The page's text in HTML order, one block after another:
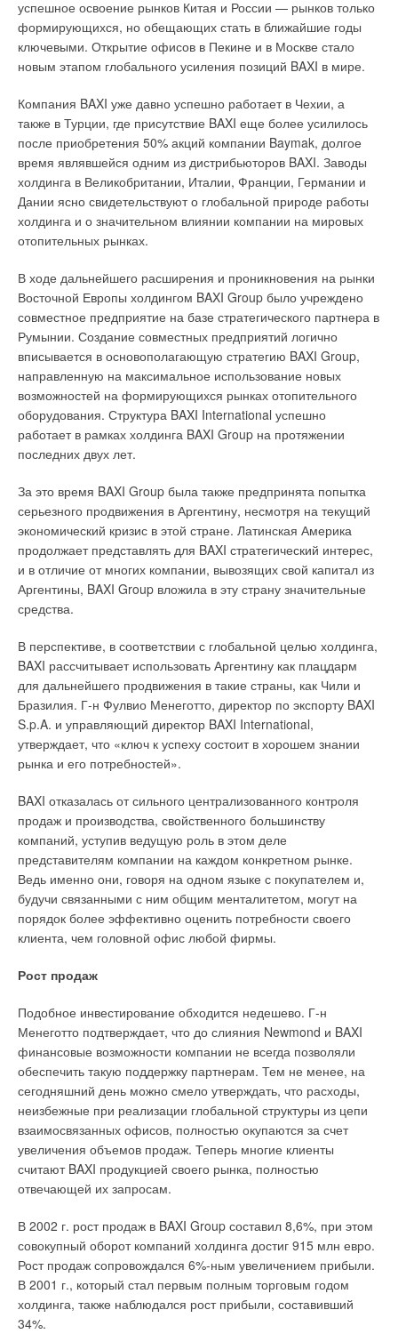
успешное освоение рынков Китая и России — рынков только
формирующихся, но обещающих стать в ближайшие годы
ключевыми. Открытие офисов в Пекине и в Москве стало
новым этапом глобального усиления позиций BAXI в мире.
Компания BAXI уже давно успешно работает в Чехии, а
также в Турции, где присутствие BAXI еще более усилилось
после приобретения 50% акций компании Baymak, долгое
время являвшейся одним из дистрибьюторов BAXI. Заводы
холдинга в Великобритании, Италии, Франции, Германии и
Дании ясно свидетельствуют о глобальной природе работы
холдинга и о значительном влиянии компании на мировых
отопительных рынках.
В ходе дальнейшего расширения и проникновения на рынки
Восточной Европы холдингом BAXI Group было учреждено
совместное предприятие на базе стратегического партнера в
Румынии. Создание совместных предприятий логично
вписывается в основополагающую стратегию BAXI Group,
направленную на максимальное использование новых
возможностей на формирующихся рынках отопительного
оборудования. Структура BAXI International успешно
работает в рамках холдинга BAXI Group на протяжении
последних двух лет.
За это время BAXI Group была также предпринята попытка
серьезного продвижения в Аргентину, несмотря на текущий
экономический кризис в этой стране. Латинская Америка
продолжает представлять для BAXI стратегический интерес,
и в отличие от многих компании, вывозящих свой капитал из
Аргентины, BAXI Group вложила в эту страну значительные
средства.
В перспективе, в соответствии с глобальной целью холдинга,
BAXI рассчитывает использовать Аргентину как плацдарм
для дальнейшего продвижения в такие страны, как Чили и
Бразилия. Г-н Фулвио Менеготто, директор по экспорту BAXI
S.p.A. и управляющий директор BAXI International,
утверждает, что «ключ к успеху состоит в хорошем знании
рынка и его потребностей».
BAXI отказалась от сильного централизованного контроля
продаж и производства, свойственного большинству
компаний, уступив ведущую роль в этом деле
представителям компании на каждом конкретном рынке.
Ведь именно они, говоря на одном языке с покупателем и,
будучи связанными с ним общим менталитетом, могут на
порядок более эффективно оценить потребности своего
клиента, чем головной офис любой фирмы.
Рост продаж
Подобное инвестирование обходится недешево. Г-н
Менеготто подтверждает, что до слияния Newmond и BAXI
финансовые возможности компании не всегда позволяли
обеспечить такую поддержку партнерам. Тем не менее, на
сегодняшний день можно смело утверждать, что расходы,
неизбежные при реализации глобальной структуры из цепи
взаимосвязанных офисов, полностью окупаются за счет
увеличения объемов продаж. Теперь многие клиенты
считают BAXI продукцией своего рынка, полностью
отвечающей их запросам.
В 2002 г. рост продаж в BAXI Group составил 8,6%, при этом
совокупный оборот компаний холдинга достиг 915 млн евро.
Рост продаж сопровождался 6%-ным увеличением прибыли.
В 2001 г., который стал первым полным торговым годом
холдинга, также наблюдался рост прибыли, составивший
34%.
очень впечатлены техническим уровнем персонала этих
компаний и надеемся, что вместе с ними продолжим так же
успешно развивать рынок российского климатического
оборудования.
Читайте по теме:
→
Проектирование промышленных систем
кондиционирования
ЖУРНАЛ СОК ОКТЯБРЬ 2012
→ Вентиляторы Systemair: обзор линейки
ЖУРНАЛ СОК ДЕКАБРЬ 2011
→ Крышные вентиляторы. Критерии выбора
ЖУРНАЛ СОК ИЮЛЬ 2007
оправдала ожидания участников (продолжение)
→
ЖУРНАЛ СОК ОКТЯБРЬ 2006
Уведомления отключены
Комментарии
В этой теме еще нет комментариев
Добавить комментарий
Ваш E-mail *
Текст комментария